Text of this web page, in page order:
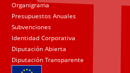
Organigrama
Presupuestos Anuales
Subvenciones
Identidad Corporativa
Diputación Abierta
Diputación Transparente